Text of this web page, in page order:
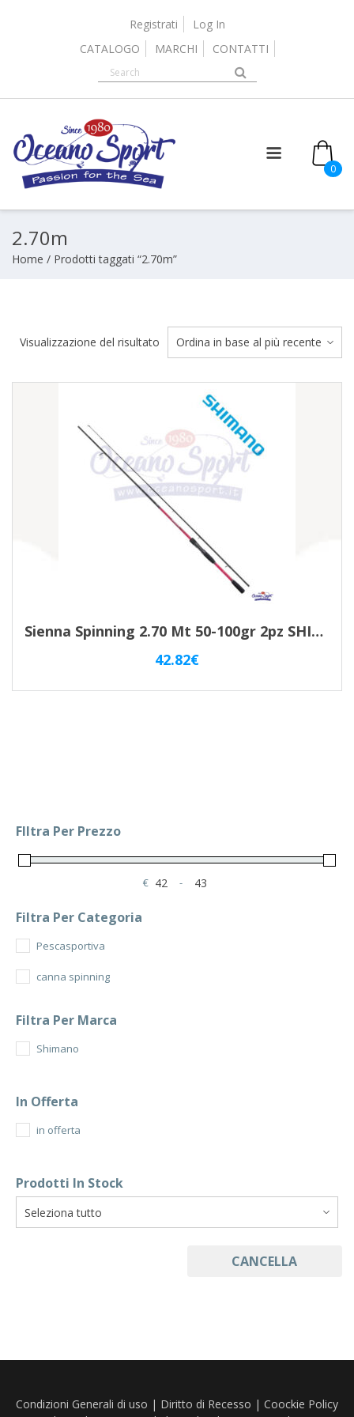
Registrati
Log In
CATALOGO
MARCHI CONTATTI
0
2.70m
Home / Prodotti taggati “2.70m”
Visualizzazione del risultato
Sienna Spinning 2.70 Mt 50-100gr 2pz SHIMANO SS810XHE
42.82€
FIltra Per Prezzo
€
Minimum Price
-
Maximum Price
Filtra Per Categoria
Pescasportiva
canna spinning
Filtra Per Marca
Shimano
In Offerta
in offerta
Prodotti In Stock
CANCELLA
Condizioni Generali di uso | Diritto di Recesso | Coockie Policy